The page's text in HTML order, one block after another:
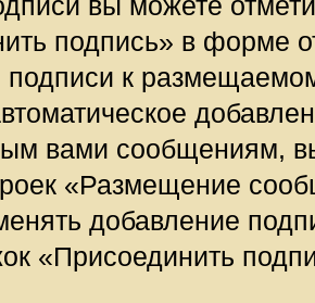
подпись» в форме
подписи к
вами сообщениям,
«Размещение
добавление
«Присоединить